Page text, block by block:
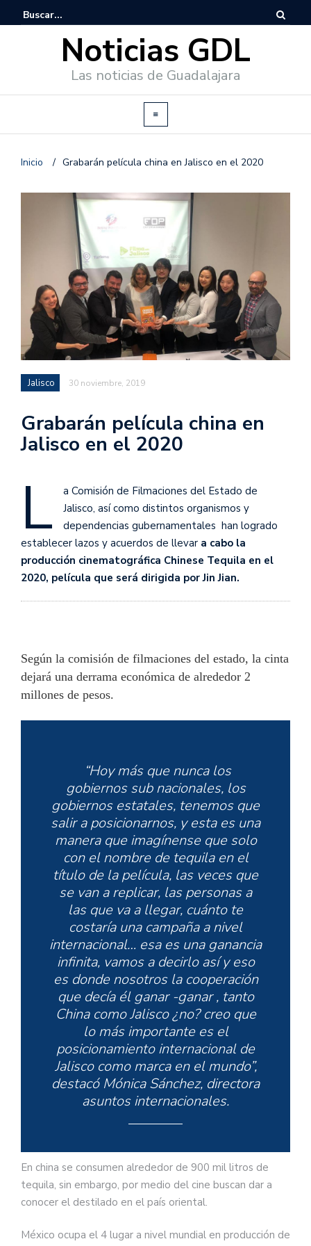
Noticias GDL
Las noticias de Guadalajara
Inicio / Grabarán película china en Jalisco en el 2020
Jalisco 30 noviembre, 2019
Grabarán película china en
Jalisco en el 2020
L
a Comisión de Filmaciones del Estado de
Jalisco, así como distintos organismos y
dependencias gubernamentales han logrado
establecer lazos y acuerdos de llevar a cabo la
producción cinematográfica Chinese Tequila en el
2020, película que será dirigida por Jin Jian.
Según la comisión de filmaciones del estado, la cinta
dejará una derrama económica de alrededor 2
millones de pesos.
“Hoy más que nunca los
gobiernos sub nacionales, los
gobiernos estatales, tenemos que
salir a posicionarnos, y esta es una
manera que imagínense que solo
con el nombre de tequila en el
título de la película, las veces que
se van a replicar, las personas a
las que va a llegar, cuánto te
costaría una campaña a nivel
internacional… esa es una ganancia
infinita, vamos a decirlo así y eso
es donde nosotros la cooperación
que decía él ganar -ganar , tanto
China como Jalisco ¿no? creo que
lo más importante es el
posicionamiento internacional de
Jalisco como marca en el mundo”,
destacó Mónica Sánchez, directora
asuntos internacionales.
En china se consumen alrededor de 900 mil litros de
tequila, sin embargo, por medio del cine buscan dar a
conocer el destilado en el país oriental.
México ocupa el 4 lugar a nivel mundial en producción de